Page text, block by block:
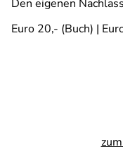
Den eigenen
Euro 20,- (Buch) |